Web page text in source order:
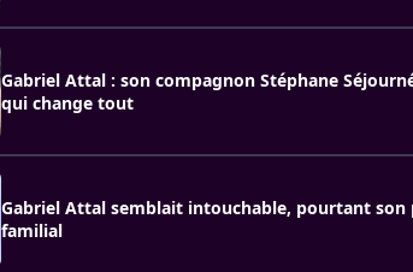
Gabriel Attal : son compagnon Stéphane
qui change tout
Gabriel Attal semblait intouchable, pourtant son
familial